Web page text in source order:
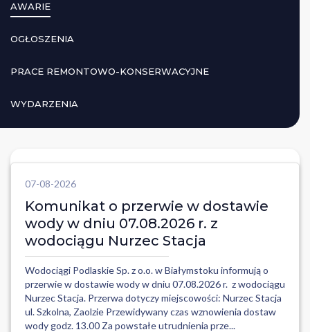
AWARIE
OGŁOSZENIA
PRACE REMONTOWO-KONSERWACYJNE
WYDARZENIA
07-08-2026
Komunikat o przerwie w dostawie
wody w dniu 07.08.2026 r. z
wodociągu Nurzec Stacja
Wodociągi Podlaskie Sp. z o.o. w Białymstoku informują o
przerwie w dostawie wody w dniu 07.08.2026 r. z wodociągu
Nurzec Stacja. Przerwa dotyczy miejscowości: Nurzec Stacja
ul. Szkolna, Zaolzie Przewidywany czas wznowienia dostaw
wody godz. 13.00 Za powstałe utrudnienia prze...